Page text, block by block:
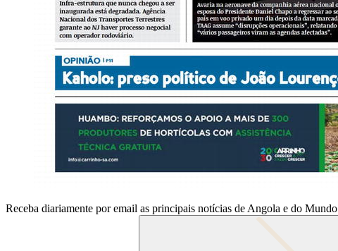
Receba diariamente por email as principais notícias de Angola e do Mundo